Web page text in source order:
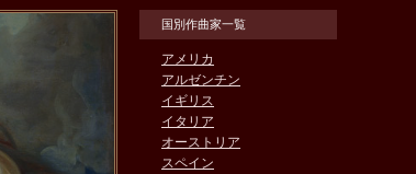
国別作曲家一覧
アメリカ
アルゼンチン
イギリス
イタリア
オーストリア
スペイン